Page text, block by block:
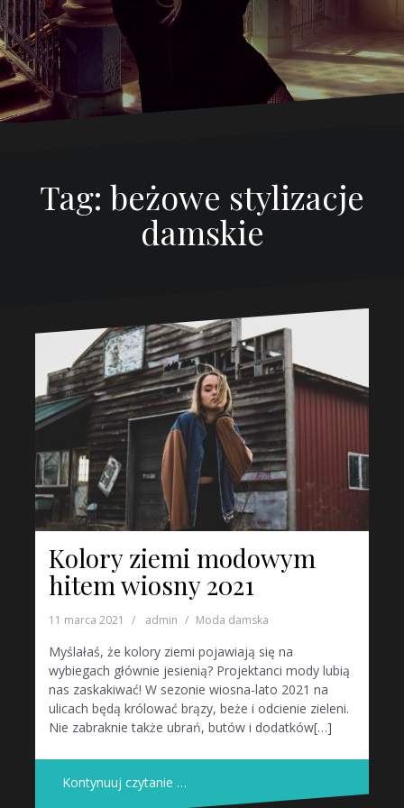
Tag: beżowe stylizacje
damskie
Kolory ziemi modowym
hitem wiosny 2021
11 marca 2021 admin Moda damska
Myślałaś, że kolory ziemi pojawiają się na
wybiegach głównie jesienią? Projektanci mody lubią
nas zaskakiwać! W sezonie wiosna-lato 2021 na
ulicach będą królować brązy, beże i odcienie zieleni.
Nie zabraknie także ubrań, butów i dodatków[…]
Kontynuuj czytanie …